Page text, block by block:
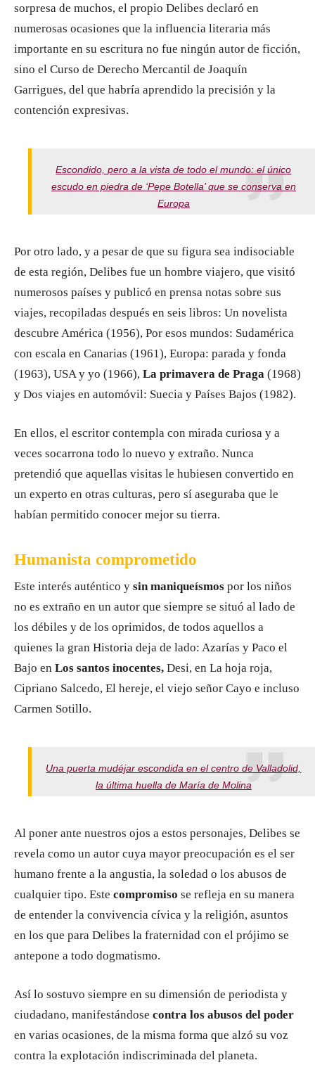
sorpresa de muchos, el propio Delibes declaró en
numerosas ocasiones que la influencia literaria más
importante en su escritura no fue ningún autor de ficción,
sino el Curso de Derecho Mercantil de Joaquín
Garrigues, del que habría aprendido la precisión y la
contención expresivas.
Escondido, pero a la vista de todo el mundo: el único
escudo en piedra de ‘Pepe Botella’ que se conserva en
Europa
Por otro lado, y a pesar de que su figura sea indisociable
de esta región, Delibes fue un hombre viajero, que visitó
numerosos países y publicó en prensa notas sobre sus
viajes, recopiladas después en seis libros: Un novelista
descubre América (1956), Por esos mundos: Sudamérica
con escala en Canarias (1961), Europa: parada y fonda
(1963), USA y yo (1966), La primavera de Praga (1968)
y Dos viajes en automóvil: Suecia y Países Bajos (1982).
En ellos, el escritor contempla con mirada curiosa y a
veces socarrona todo lo nuevo y extraño. Nunca
pretendió que aquellas visitas le hubiesen convertido en
un experto en otras culturas, pero sí aseguraba que le
habían permitido conocer mejor su tierra.
Humanista comprometido
Este interés auténtico y sin maniqueísmos por los niños
no es extraño en un autor que siempre se situó al lado de
los débiles y de los oprimidos, de todos aquellos a
quienes la gran Historia deja de lado: Azarías y Paco el
Bajo en Los santos inocentes, Desi, en La hoja roja,
Cipriano Salcedo, El hereje, el viejo señor Cayo e incluso
Carmen Sotillo.
Una puerta mudéjar escondida en el centro de Valladolid,
la última huella de María de Molina
Al poner ante nuestros ojos a estos personajes, Delibes se
revela como un autor cuya mayor preocupación es el ser
humano frente a la angustia, la soledad o los abusos de
cualquier tipo. Este compromiso se refleja en su manera
de entender la convivencia cívica y la religión, asuntos
en los que para Delibes la fraternidad con el prójimo se
antepone a todo dogmatismo.
Así lo sostuvo siempre en su dimensión de periodista y
ciudadano, manifestándose contra los abusos del poder
en varias ocasiones, de la misma forma que alzó su voz
contra la explotación indiscriminada del planeta.